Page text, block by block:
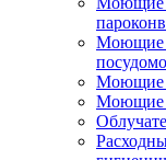
Моющие
Моющие
Моющие